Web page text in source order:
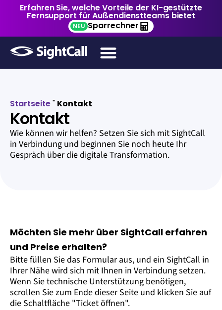
Erfahren Sie, welche Vorteile der KI-gestützte
Fernsupport für Außendienstteams bietet
NEU Sparrechner
Startseite" Kontakt
Kontakt
Wie können wir helfen? Setzen Sie sich mit SightCall
in Verbindung und beginnen Sie noch heute Ihr
Gespräch über die digitale Transformation.
Möchten Sie mehr über SightCall erfahren
und Preise erhalten?
Bitte füllen Sie das Formular aus, und ein SightCall in
Ihrer Nähe wird sich mit Ihnen in Verbindung setzen.
Wenn Sie technische Unterstützung benötigen,
scrollen Sie zum Ende dieser Seite und klicken Sie auf
die Schaltfläche "Ticket öffnen".